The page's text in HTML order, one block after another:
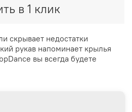
в 1 клик
скрывает недостатки
рукав напоминает крылья
вы всегда будете